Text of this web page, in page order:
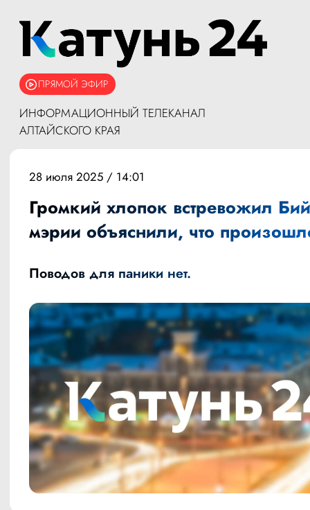
ПРЯМОЙ ЭФИР
ИНФОРМАЦИОННЫЙ ТЕЛЕКАНАЛ
АЛТАЙСКОГО КРАЯ
28 июля 2025 / 14:01
Громкий хлопок встревожил
мэрии объяснили, что
Поводов для паники нет.